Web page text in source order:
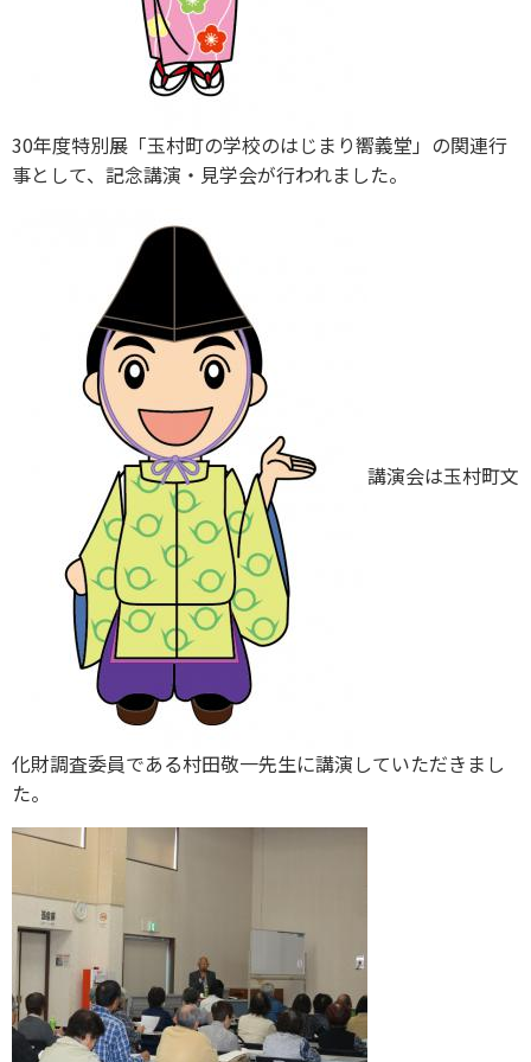
30年度特別展「玉村町の学校のはじまり嚮義堂」の関連行
事として、記念講演・見学会が行われました。
講演会は玉村町文
化財調査委員である村田敬一先生に講演していただきまし
た。